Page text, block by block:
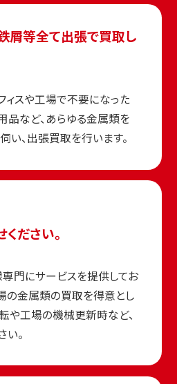
屑等全て出張で買取し
ィスや工場で不要になった
品など、あらゆる金属類を
い、出張買取を行います。
ださい。
門にサービスを提供してお
の金属類の買取を得意とし
や工場の機械更新時など、
。